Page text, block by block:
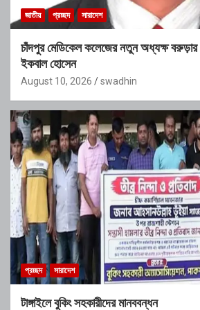
জাতীয় প্রচ্ছদ সারাদেশ
চাঁদপুর মেডিকেল কলেজের নতুন অধ্যক্ষ
ইকবাল হোসেন
August 10, 2026 swadhin
প্রচ্ছদ সারাদেশ
টাঙ্গাইলে বুকিং সহকারীদের মানববন্ধন